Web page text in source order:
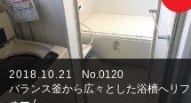
2018.10.21
No.0120
バランス釜から広々とした浴槽へリフ